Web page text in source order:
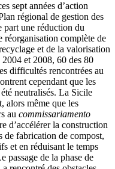
sept années d’action
régional de gestion des
part une réduction du
réorganisation complète de
et de la valorisation
2004 et 2008, 60 des 80
difficultés rencontrées au
cependant que les
neutralisés. La Sicile
alors même que les
au commissariamento
d’accélérer la construction
de fabrication de compost,
et en réduisant le temps
passage de la phase de